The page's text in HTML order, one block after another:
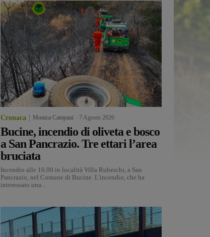
Cronaca Monica Campani 7 Agosto 2026
Bucine, incendio di oliveta e bosco
a San Pancrazio. Tre ettari l’area
bruciata
Incendio alle 16.00 in località Villa Rubeschi, a San
Pancrazio, nel Comune di Bucine. L'incendio, che ha
interessato una...